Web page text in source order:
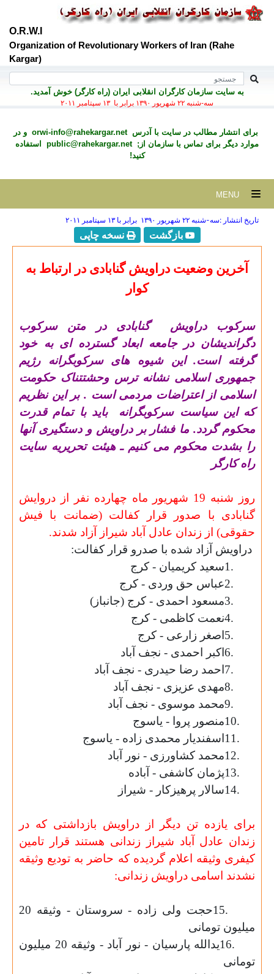
O.R.W.I
Organization of Revolutionary Workers of Iran (Rahe
Kargar)
به سايت سازمان کارگران انقلابی ايران (راه کارگر) خوش آمديد.
سه-شنبه ۲۲ شهريور ۱۳۹۰ برابر با ۱۳ سپتامبر ۲۰۱۱
برای انتشار مطالب در سايت با آدرسorwi-info@rahekargar.net و در
موارد ديگر برای تماس با سازمان از;public@rahekargar.net
استفاده
کنید!
تاریخ انتشار :سه-شنبه ۲۲ شهريور ۱۳۹۰ برابر با ۱۳ سپتامبر ۲۰۱۱
بازگشت نسخه چاپی
خرین وضعیت دراویش گنابادی در ارتباط به
کوار
سرکوب دراویش
گنابادی در متن سرکوب
دگراندیشان در جامعه ابعاد گسترده ای به خود
گرفته است. این شیوه های سرکوبگرانه رژیم
جمهوری اسلامی نشانه ترس وحشتتناک حکومت
اسلامی از اعتراضات مردمی است . بر این نظریم
که این سیاست سرکوبگرانه
باید با تمام قدرت
محکوم گردد. ما فشار بر دراویش و دستگیری آنها
را بشدت محکوم می کنیم ـ هیئت تحریریه سایت
راه کارگر
روز شنبه 19 شهریور ماه چهارده نفر از دروایش
گنابادی با صدور قرار كفالت (ضمانت با فيش
حقوقی) از زندان عادل آباد شیراز آزاد شدند.
دراویش آزاد شده با صدرو قرار کفالت:
1.سعید کریمیان - کرج
2.عباس حق وردی - کرج
3.مسعود احمدی - کرج (جانباز )
4.نعمت کاظمی - کرج
5.اصغر زارعی - کرج
6.اکبر احمدی - نجف آباد
7.احمد رضا حیدری - نجف آباد
8.مهدی عزیزی - نجف آباد
9.محمد موسوی - نجف آباد
10.منصور پروا - یاسوج
11.اسفندیار محمدی زاده - یاسوج
12.محمد کشاورزی - نور آباد
13.پژمان کاشفی - آباده
14.سالار پرهیزکار - شیراز
برای یازده تن دیگر از دراویش بازداشتی که در
زندان عادل آباد شیراز زندانی هستند قرار تامین
کیفری وثیقه اعلام گردیده که حاضر به تودیع وثیقه
نشدند اسامی دراویش زندانی:
15.
حجت ولی زاده - سروستان - وثیقه 20
میلیون تومانی
16.
یدالله پارسیان - نور آباد - وثیقه 20 میلیون
تومانی